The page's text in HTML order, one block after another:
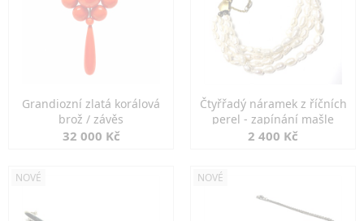
Grandiozní zlatá korálová
brož / závěs
32 000 Kč
Čtyřřadý náramek z říčních
perel - zapínání mašle
2 400 Kč
NOVÉ NOVÉ